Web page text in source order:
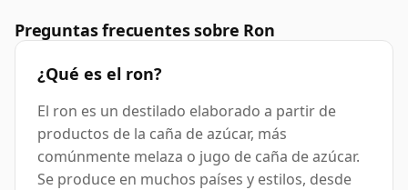
Preguntas frecuentes sobre Ron
¿Qué es el ron?
El ron es un destilado elaborado a partir de
productos de la caña de azúcar, más
comúnmente melaza o jugo de caña de azúcar.
Se produce en muchos países y estilos, desde